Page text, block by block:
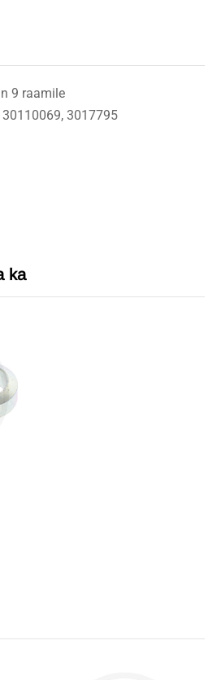
9 raamile
3017795
ka